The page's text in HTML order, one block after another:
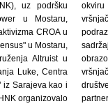
uz podršku
u Mostaru,
CROA u
u Mostaru,
Altruist u
Luke, Centra
iz Sarajeva kao i
organizovalo